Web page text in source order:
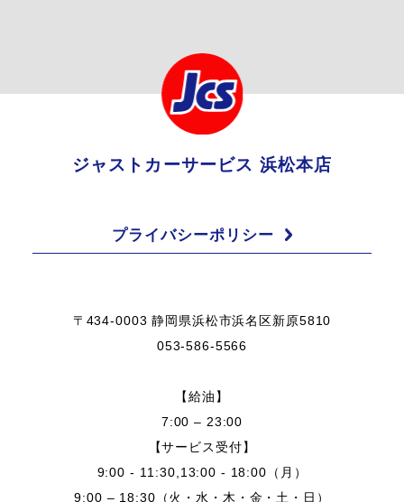
ジャストカーサービス 浜松本店
プライバシーポリシー
〒434-0003 静岡県浜松市浜名区新原5810
053-586-5566
【給油】
7:00 – 23:00
【サービス受付】
9:00 - 11:30,13:00 - 18:00（月）
9:00 – 18:30（火・水・木・金・土・日）